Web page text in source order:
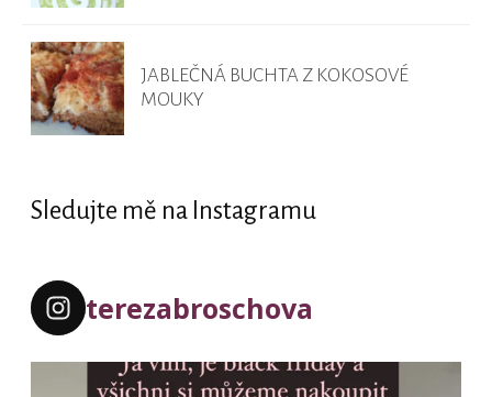
JABLEČNÁ BUCHTA Z KOKOSOVÉ
MOUKY
Sledujte mě na Instagramu
terezabroschova